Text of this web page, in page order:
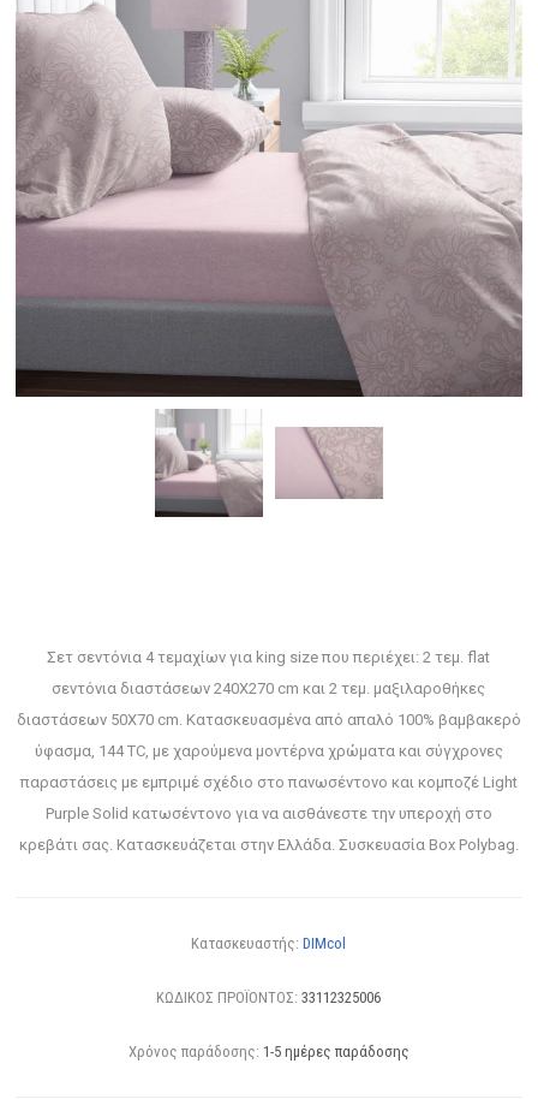
Σετ σεντόνια 4 τεμαχίων για king size που περιέχει: 2 τεμ. flat
σεντόνια διαστάσεων 240X270 cm και 2 τεμ. μαξιλαροθήκες
διαστάσεων 50X70 cm. Κατασκευασμένα από απαλό 100% βαμβακερό
ύφασμα, 144 TC, με χαρούμενα μοντέρνα χρώματα και σύγχρονες
παραστάσεις με εμπριμέ σχέδιο στο πανωσέντονο και κομποζέ Light
Purple Solid κατωσέντονο για να αισθάνεστε την υπεροχή στο
κρεβάτι σας. Κατασκευάζεται στην Ελλάδα. Συσκευασία Box Polybag.
Κατασκευαστής: DIMcol
ΚΩΔΙΚΟΣ ΠΡΟΪΟΝΤΟΣ: 33112325006
Χρόνος παράδοσης: 1-5 ημέρες παράδοσης